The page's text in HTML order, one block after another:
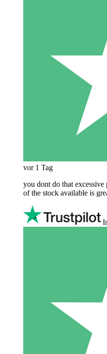
vor 1 Tag
you dont do that
of the stock available is